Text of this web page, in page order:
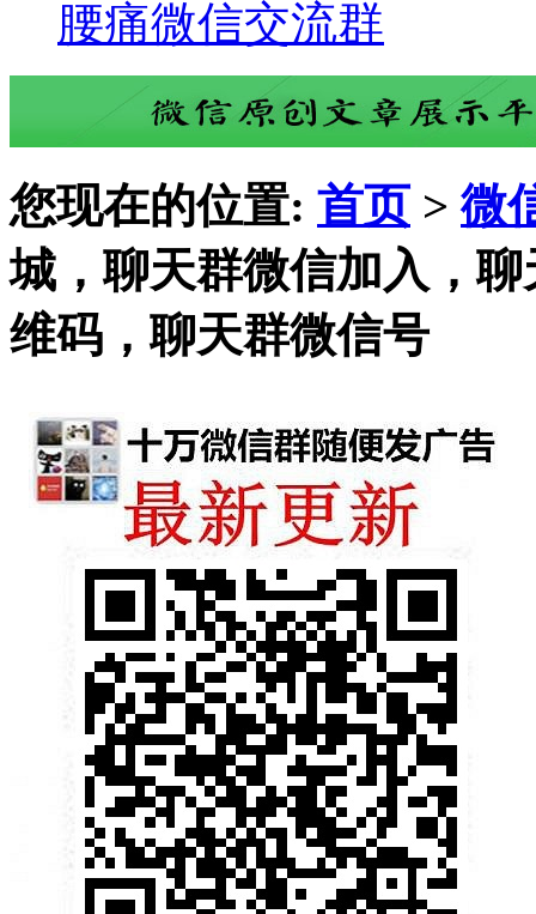
腰痛微信交流群
您现在的位置: 首页 >微
城，聊天群微信加入，
维码，聊天群微信号